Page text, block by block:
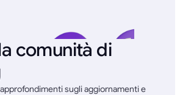
comunità di
sugli aggiornamenti e